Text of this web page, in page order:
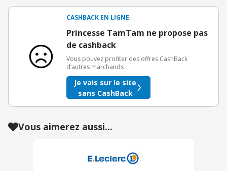
3€ de bienvenue crédités immédiatement + 1€ supplémentaire
Offre réservée à une toute première inscription chez eBuyClub.
CASHBACK EN LIGNE
Princesse TamTam ne propose pas
de cashback
Vous pouvez profiter des offres CashBack
d’autres marchands
Je vais sur le site
sans CashBack
Vous aimerez aussi...